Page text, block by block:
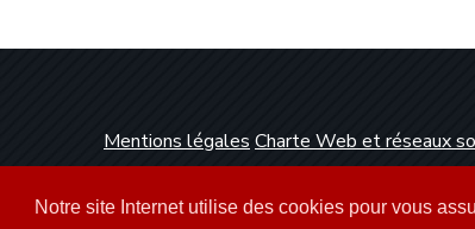
Notre site Internet utilise des cookies pour vous
Mentions légales Charte Web et réseaux